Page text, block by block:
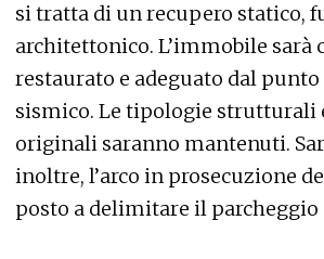
si tratta di un recupero statico,
architettonico. L’immobile sarà
restaurato e adeguato dal
sismico. Le tipologie strutturali
originali saranno mantenuti.
inoltre, l’arco in prosecuzione
posto a delimitare il